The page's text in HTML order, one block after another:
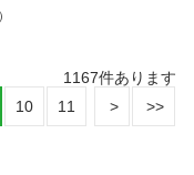
1167件あります
10 11